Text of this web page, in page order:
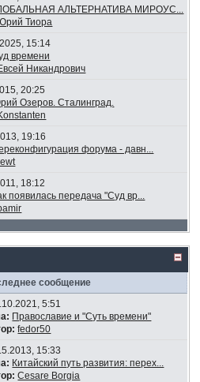
АЛЬТЕРНАТИВА МИРОУС...
Тиора
15:14
времени
Никандрович
20:25
Озеров. Сталинград.
19:16
форума - давн...
18:12
появилась передача "Суд вр...
сообщение
5:51
Православие и "Суть времени"
fedor50
15:33
Китайский путь развития: перех...
Cesare Borgia